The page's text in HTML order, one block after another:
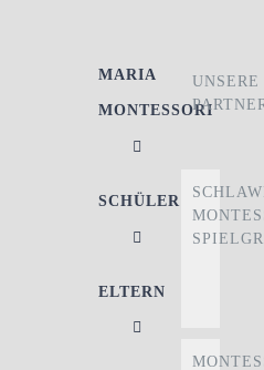
MARIA
MONTESSORI
SCHÜLER
ELTERN
UNSERE